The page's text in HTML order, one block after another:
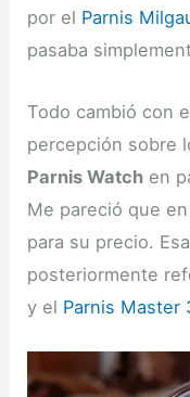
por el Parnis
pasaba
Todo cambió con
percepción sobre
Parnis Watch en
Me pareció que
para su precio.
posteriormente
y el Parnis Master